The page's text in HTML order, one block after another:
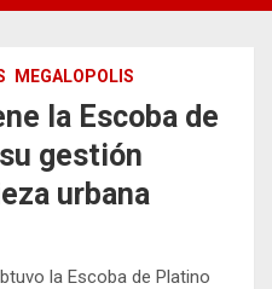
MEGALOPOLIS
la Escoba de
gestión
urbana
la Escoba de Platino